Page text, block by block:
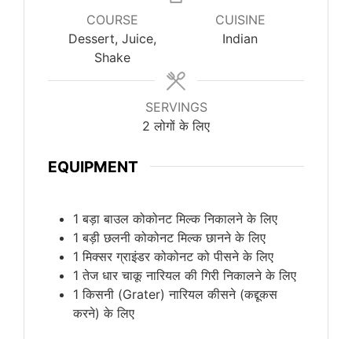
COURSE
Dessert, Juice,
Shake
CUISINE
Indian
SERVINGS
2 लोगों के लिए
EQUIPMENT
1 बड़ा बाउलकोकोनट मिल्क निकालने के लिए
1 बड़ी छलनीकोकोनट मिल्क छानने के लिए
1 मिक्सर ग्राइंडरकोकोनट को पीसने के लिए
1 तेज धार चाकूनारियल की गिरी निकालने के लिए
1 किसनी (Grater)नारियल कीसने (कद्दूकस
करने) के लिए